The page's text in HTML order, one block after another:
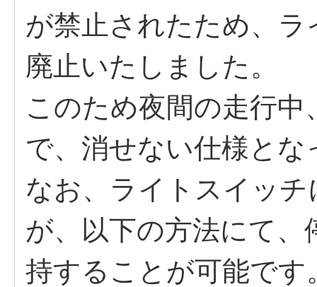
が禁止されたため、
廃止いたしました。
このため夜間の走行
で、消せない仕様と
なお、ライトスイッ
が、以下の方法にて
持することが可能です